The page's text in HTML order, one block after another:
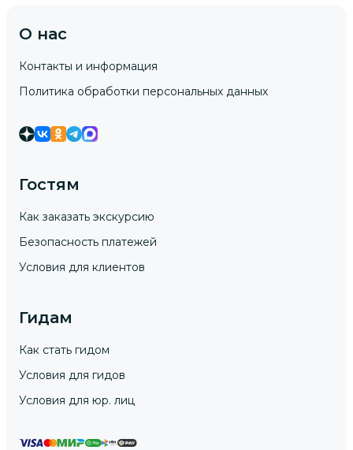
О нас
Контакты и информация
Политика обработки персональных данных
Гостям
Как заказать экскурсию
Безопасность платежей
Условия для клиентов
Гидам
Как стать гидом
Условия для гидов
Условия для юр. лиц